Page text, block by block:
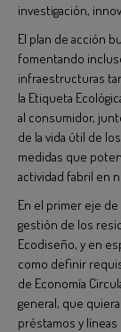
investigación,
El plan de acción
fomentando
infraestructuras
la Etiqueta
al consumidor,
de la vida útil de
medidas que
actividad fabril en
En el primer eje
gestión de los
Ecodiseño, y en
como definir
de Economía
general, que
préstamos y